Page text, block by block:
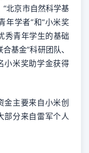
“北京市自然科学基
年学者”和“小米奖
秀青年学生的基础
基金”科研团队、
小米奖助学金获得
主要来自小米创
部分来自雷军个人